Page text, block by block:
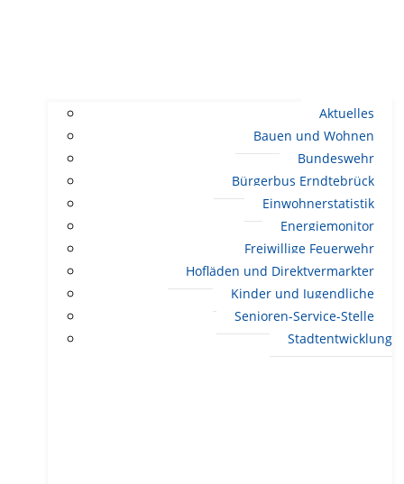
Aktuelles
Bauen und Wohnen
Bundeswehr
Bürgerbus Erndtebrück
Einwohnerstatistik
Energiemonitor
Freiwillige Feuerwehr
Hofläden und Direktvermarkter
Kinder und Jugendliche
Senioren-Service-Stelle
Stadtentwicklung